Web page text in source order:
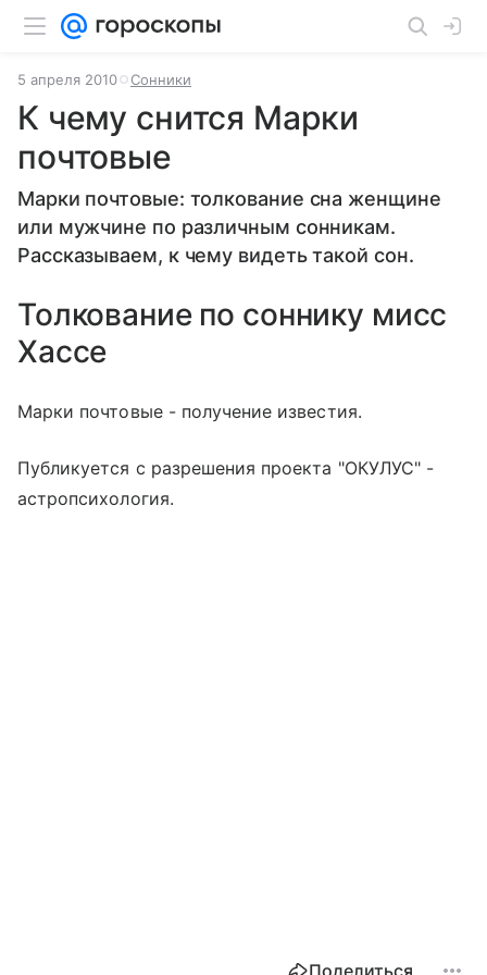
5 апреля 2010 Сонники
К чему снится Марки
почтовые
Марки почтовые: толкование сна женщине
или мужчине по различным сонникам.
Рассказываем, к чему видеть такой сон.
Толкование по соннику мисс
Хассе
Марки почтовые - получение известия.
Публикуется с разрешения проекта "ОКУЛУС" -
астропсихология.
Поделиться